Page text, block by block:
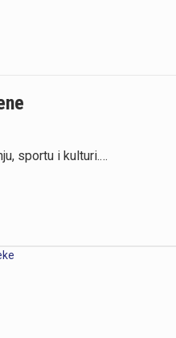
sportu i kulturi.…